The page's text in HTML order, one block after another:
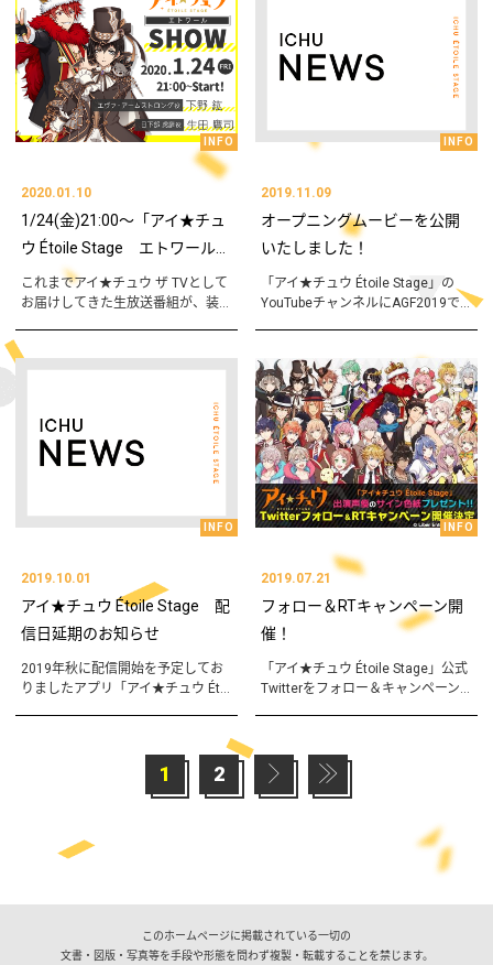
INFO
2020.01.10
1/24(金)21:00～「アイ★チュ
ウ Étoile Stage エトワール...
これまでアイ★チュウ ザ TVとして
お届けしてきた生放送番組が、装...
INFO
2019.11.09
オープニングムービーを公開
いたしました！
「アイ★チュウ Étoile Stage」の
YouTubeチャンネルにAGF2019で...
INFO
2019.10.01
アイ★チュウ Étoile Stage 配
信日延期のお知らせ
2019年秋に配信開始を予定してお
りましたアプリ「アイ★チュウ Ét...
INFO
2019.07.21
フォロー＆RTキャンペーン開
催！
「アイ★チュウ Étoile Stage」公式
Twitterをフォロー＆キャンペーン...
1 2
このホームページに掲載されている一切の
文書・図版・写真等を手段や形態を問わず複製・転載することを禁じます。